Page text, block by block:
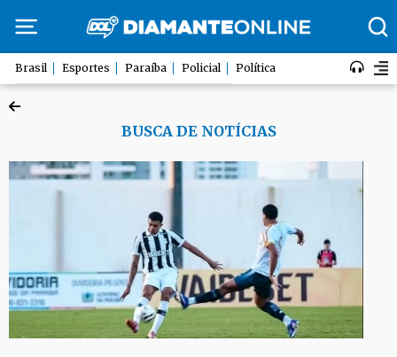
Brasil Esportes Paraíba Policial Política
BUSCA DE NOTÍCIAS